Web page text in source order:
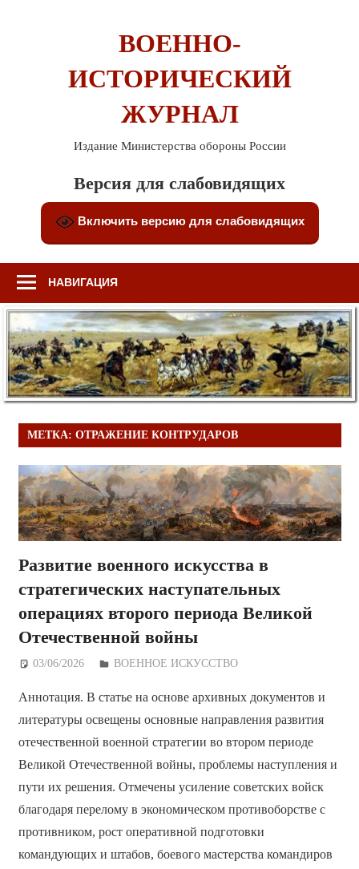
ВОЕННО-
ИСТОРИЧЕСКИЙ
ЖУРНАЛ
Издание Министерства обороны России
Версия для слабовидящих
Включить версию для слабовидящих
НАВИГАЦИЯ
МЕТКА: ОТРАЖЕНИЕ КОНТРУДАРОВ
Развитие военного искусства в
стратегических наступательных
операциях второго периода Великой
Отечественной войны
03/06/2026 Дежурный по Редакции
ВОЕННОЕ ИСКУССТВО
Аннотация. В статье на основе архивных документов и
литературы освещены основные направления развития
отечественной военной стратегии во втором периоде
Великой Отечественной войны, проблемы наступления и
пути их решения. Отмечены усиление советских войск
благодаря перелому в экономическом противоборстве с
противником, рост оперативной подготовки
командующих и штабов, боевого мастерства командиров